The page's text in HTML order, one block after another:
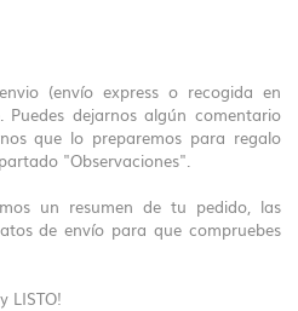
(envío express o recogida en
dejarnos algún comentario
que lo preparemos para regalo
"Observaciones".
un resumen de tu pedido, las
de envío para que compruebes
LISTO!